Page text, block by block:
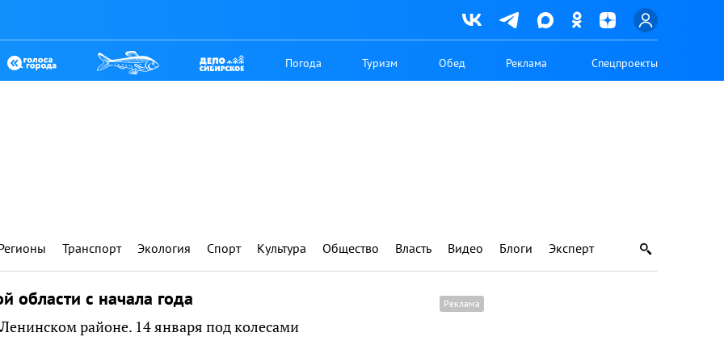
Погода Туризм Обед Реклама Спецпроекты
Транспорт Экология Спорт Культура Общество Власть Видео Блоги Эксперт
области с начала года
районе. 14 января под колесами